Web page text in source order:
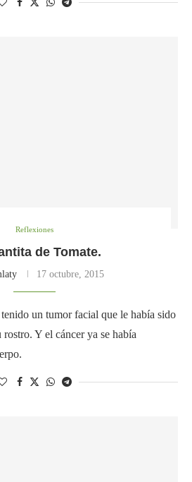
Reflexiones
de Tomate.
17 octubre, 2015
un tumor facial que le había sido
Y el cáncer ya se había